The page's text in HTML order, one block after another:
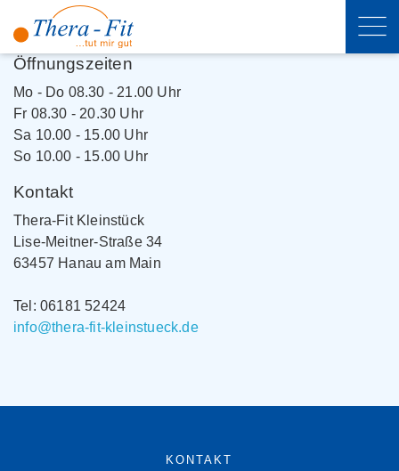
Öffnungszeiten
Mo - Do 08.30 - 21.00 Uhr
Fr 08.30 - 20.30 Uhr
Sa 10.00 - 15.00 Uhr
So 10.00 - 15.00 Uhr
Kontakt
Thera-Fit Kleinstück
Lise-Meitner-Straße 34
63457 Hanau am Main
Tel: 06181 52424
info@thera-fit-kleinstueck.de
KONTAKT